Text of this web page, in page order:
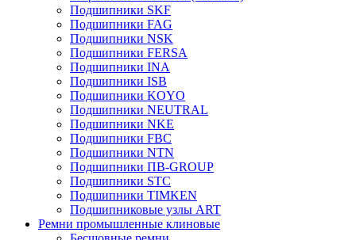
Подшипники SKF
Подшипники FAG
Подшипники NSK
Подшипники FERSA
Подшипники INA
Подшипники ISB
Подшипники KOYO
Подшипники NEUTRAL
Подшипники NKE
Подшипники FBC
Подшипники NTN
Подшипники ПВ-GROUP
Подшипники STC
Подшипники TIMKEN
Подшипниковые узлы ART
Ремни промышленные клиновые